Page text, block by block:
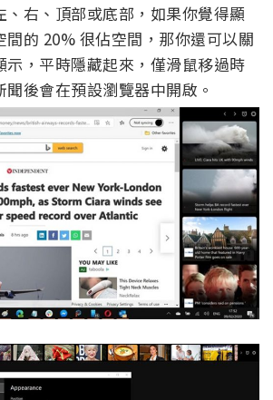
右、頂部或底部，如果你覺得顯
間的 20% 很佔空間，那你還可以關
示，平時隱藏起來，僅滑鼠移過時
後會在預設瀏覽器中開啟。